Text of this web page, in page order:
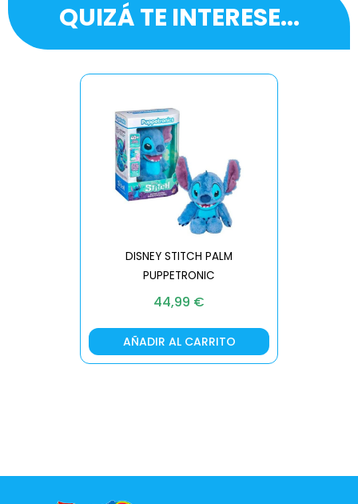
QUIZÁ TE INTERESE...
DISNEY STITCH PALM
PUPPETRONIC
44,99 €
AÑADIR AL CARRITO